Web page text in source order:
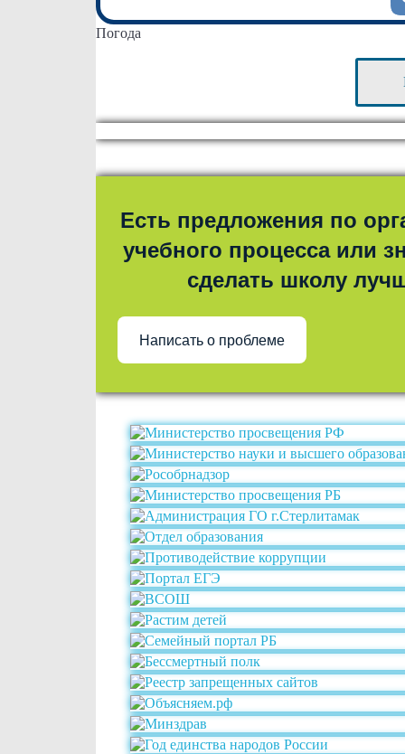
Погода
Есть предложения по
учебного процесса или
сделать школу
Написать о проблеме